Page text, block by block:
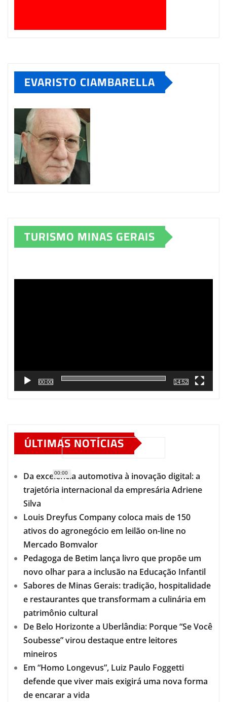
EVARISTO CIAMBARELLA
TURISMO MINAS GERAIS
00:00
00:00
14:52
ÚLTIMAS NOTÍCIAS
Da excelência automotiva à inovação digital: a
trajetória internacional da empresária Adriene
Silva
Louis Dreyfus Company coloca mais de 150
ativos do agronegócio em leilão on-line no
Mercado Bomvalor
Pedagoga de Betim lança livro que propõe um
novo olhar para a inclusão na Educação Infantil
Sabores de Minas Gerais: tradição, hospitalidade
e restaurantes que transformam a culinária em
patrimônio cultural
De Belo Horizonte a Uberlândia: Porque “Se Você
Soubesse” virou destaque entre leitores
mineiros
Em “Homo Longevus”, Luiz Paulo Foggetti
defende que viver mais exigirá uma nova forma
de encarar a vida